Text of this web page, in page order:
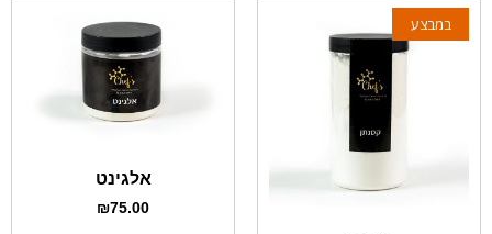
במבצע
אלגינט
₪75.00